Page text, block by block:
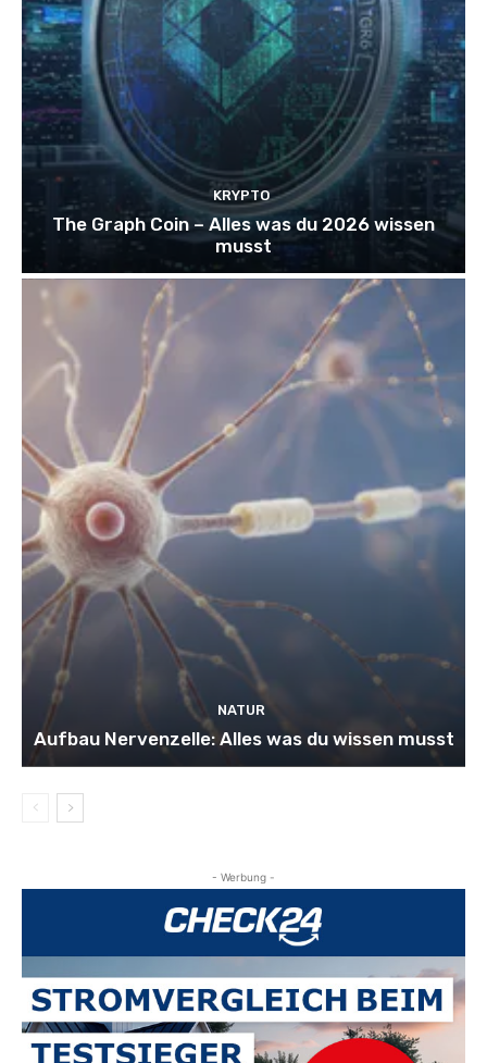
KRYPTO
The Graph Coin – Alles was du 2026 wissen
musst
NATUR
Aufbau Nervenzelle: Alles was du wissen musst
- Werbung -